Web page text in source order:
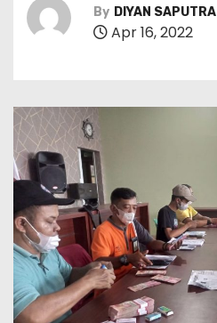
By DIYAN SAPUTRA
Apr 16, 2022